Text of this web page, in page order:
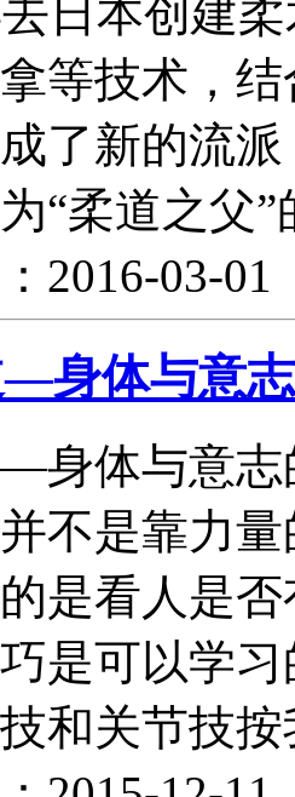
日本创建
等技术，
了新的流
“柔道之父
2016-03-
身体与意
身体与意志
不是靠力
是看人是
是可以学
和关节技